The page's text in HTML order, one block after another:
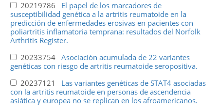
20219786 El papel de los marcadores de
susceptibilidad genética a la artritis reumatoide en la
predicción de enfermedades erosivas en pacientes con
poliartritis inflamatoria temprana: resultados del Norfolk
Arthritis Register.
20233754 Asociación acumulada de 22 variantes
genéticas con riesgo de artritis reumatoide seropositiva.
20237121 Las variantes genéticas de STAT4 asociadas
con la artritis reumatoide en personas de ascendencia
asiática y europea no se replican en los afroamericanos.